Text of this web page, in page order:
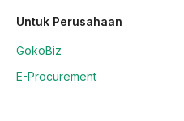
Untuk Perusahaan
GokoBiz
E-Procurement